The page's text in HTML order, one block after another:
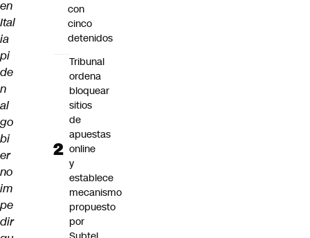
en
Ital
ia
pi
de
n
al
go
bi
er
no
im
pe
dir
con
cinco
detenidos
Tribunal
ordena
bloquear
sitios
de
apuestas
online
y
establece
mecanismo
propuesto
por